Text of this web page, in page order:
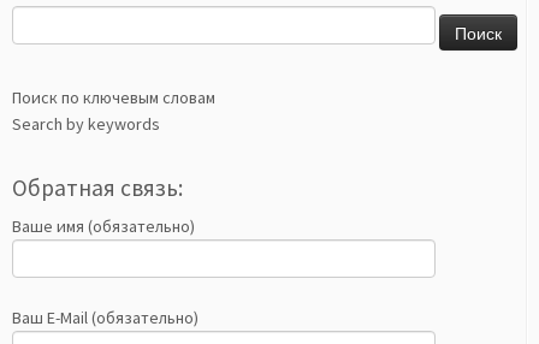
Поиск по ключевым словам
Search by keywords
Обратная связь:
Ваше имя (обязательно)
Ваш E-Mail (обязательно)